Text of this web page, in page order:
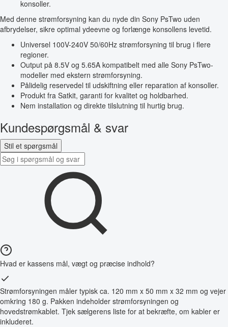
konsoller.
Med denne strømforsyning kan du nyde din Sony PsTwo uden
afbrydelser, sikre optimal ydeevne og forlænge konsollens levetid.
Universel 100V-240V 50/60Hz strømforsyning til brug i flere
regioner.
Output på 8.5V og 5.65A kompatibelt med alle Sony PsTwo-
modeller med ekstern strømforsyning.
Pålidelig reservedel til udskiftning eller reparation af konsoller.
Produkt fra Satkit, garanti for kvalitet og holdbarhed.
Nem installation og direkte tilslutning til hurtig brug.
Kundespørgsmål & svar
Stil et spørgsmål
Hvad er kassens mål, vægt og præcise indhold?
Strømforsyningen måler typisk ca. 120 mm x 50 mm x 32 mm og vejer
omkring 180 g. Pakken indeholder strømforsyningen og
hovedstrømkablet. Tjek sælgerens liste for at bekræfte, om kabler er
inkluderet.